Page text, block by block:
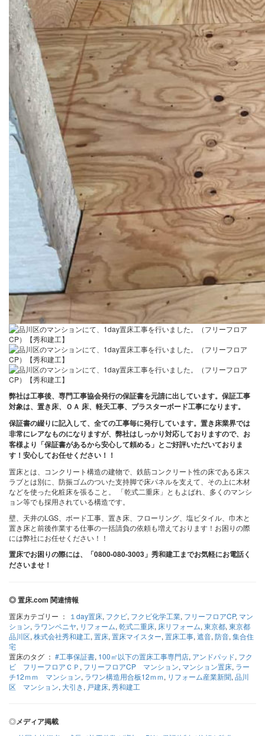
弊社は工事後、専門工事協会発行の保証書を元請に出しています。保証工事
対象は、置き床、ＯＡ 床、軽天工事、プラスターボード工事になります。
保証書の綴りに記入して、全ての工事毎に発行しています。置き床業界では
非常にレアなものになりますが、弊社はしっかり対応しておりますので、お
客様より「保証書があるから安心して頼める」とご好評いただいておりま
す！安心してお任せください！！
置床とは、コンクリート構造の建物で、鉄筋コンクリート性の床である床ス
ラブとは別に、防振ゴムのついた支持脚で床パネルを支えて、その上に木材
などを使った化粧床を張ること。 「乾式二重床」ともよばれ、多くのマンシ
ョン等でも採用されている構造です。
壁、天井のLGS、ボード工事、置き床、フローリング、塩ビタイル、巾木と
置き床と前後作業する仕事の一括請負の依頼も増えております！お困りの際
には弊社にお任せください！！
置床でお困りの際には、「0800-080-3003」秀和建工までお気軽にお電話く
ださいませ！
◎ 置床.com 関連情報
置床カテゴリー ： １day置床, フクビ, フクビ化学工業, フリーフロアCP, マン
ション, ラワンベニヤ, リフォーム, 乾式二重床, 床リフォーム, 東京都, 東京都
品川区, 株式会社秀和建工, 置床, 置床マイスター, 置床工事, 遮音, 防音, 集合住
宅
置床のタグ ： #工事保証書, 100㎡以下の置床工事専門店, アンドパッド, フク
ビ フリーフロアＣＰ , フリーフロアCP マンション, マンション置床, ラー
チ12ｍｍ マンション, ラワン構造用合板12ｍｍ, リフォーム産業新聞, 品川
区 マンション, 大引き, 戸建床, 秀和建工
◎メディア掲載